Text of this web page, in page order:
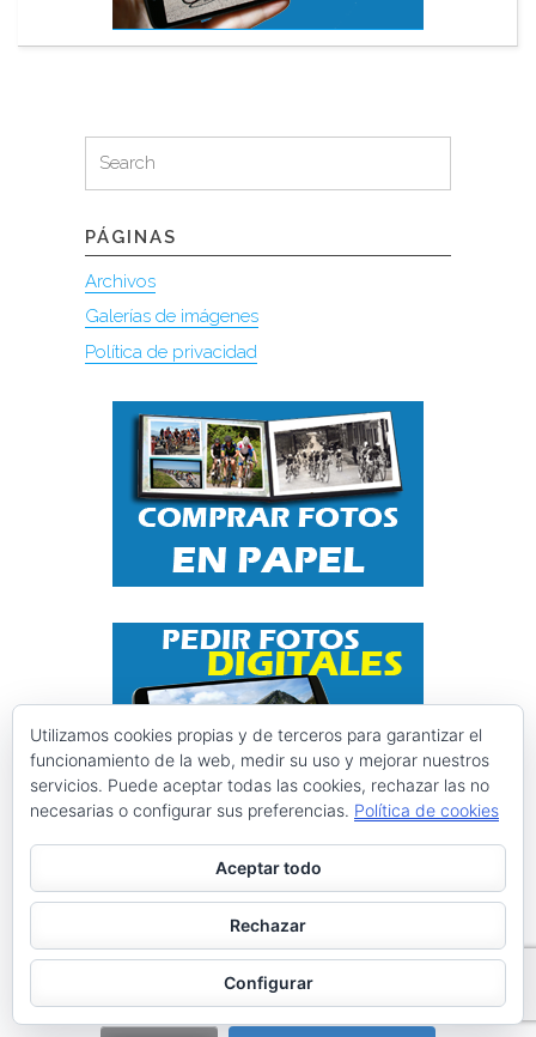
for:
Search
PÁGINAS
Archivos
Galerías de imágenes
Política de privacidad
ciclismoasturias
Roberto Menéndez Mateos
Utilizamos cookies propias y de terceros para garantizar el
funcionamiento de la web, medir su uso y mejorar nuestros
servicios. Puede aceptar todas las cookies, rechazar las no
necesarias o configurar sus preferencias. Política de cookies
Aceptar todo
Rechazar
Configurar